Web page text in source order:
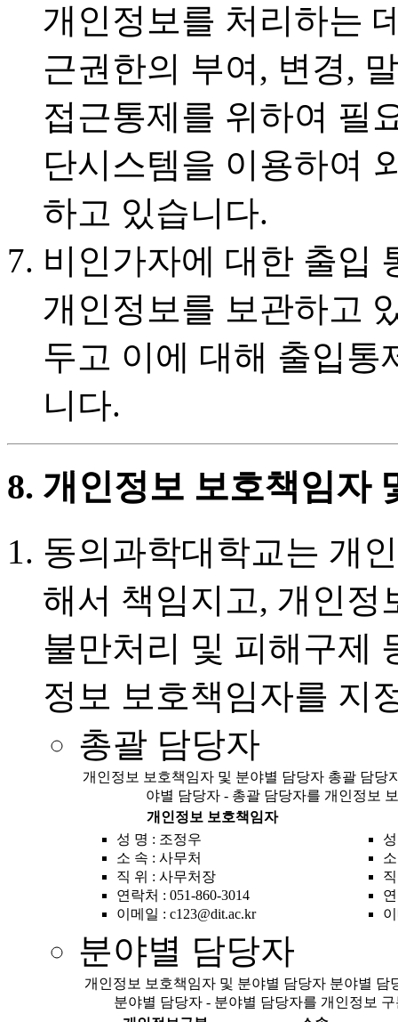
개인정보를 처리하는
근권한의 부여, 변경,
접근통제를 위하여 필
단시스템을 이용하여
하고 있습니다.
비인가자에 대한 출입
개인정보를 보관하고
두고 이에 대해 출입통
니다.
8. 개인정보 보호책임자
동의과학대학교는 개
해서 책임지고, 개인정
불만처리 및 피해구제
정보 보호책임자를 지
총괄 담당자
개인정보 보호책임자 및 분야별 담당자 총괄 담
야별 담당자 - 총괄 담당자를 개인정보
개인정보 보호책임자
성 명 : 조정우
소 속 : 사무처
직 위 : 사무처장
연락처 : 051-860-3014
이메일 : c123@dit.ac.kr
분야별 담당자
개인정보 보호책임자 및 분야별 담당자 분야별
분야별 담당자 - 분야별 담당자를 개인정보